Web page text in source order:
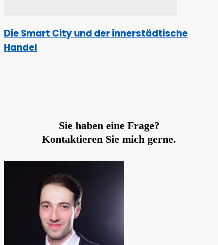
Die Smart City und der innerstädtische
Handel
Sie haben eine Frage?
Kontaktieren Sie mich gerne.